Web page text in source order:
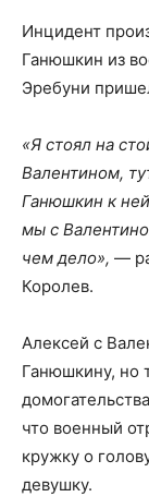
Инцидент
Ганюшкин из
Эребуни
«Я стоял на
Валентином,
Ганюшкин к ней
мы с
чем дело», —
Королев.
Алексей с
Ганюшкину, но
что военный
кружку о
девушку.